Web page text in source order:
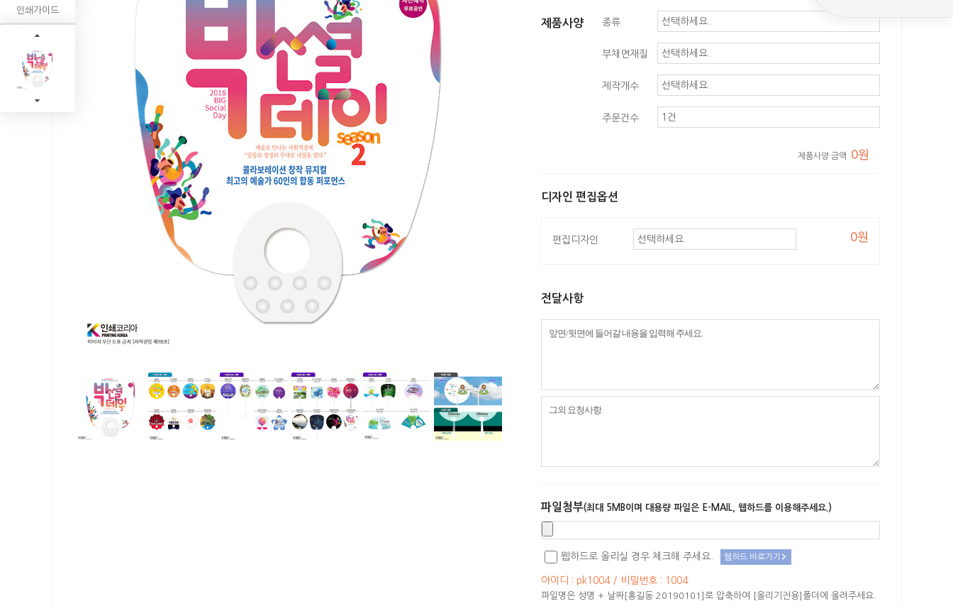
제품사양 종류
부채면재질
제작개수
주문건수
제품사양 금액 0원
디자인 편집옵션
편집디자인 0원
전달사항
파일첨부(최대 5MB이며 대용량 파일은 E-MAIL, 웹하드를 이용해주세요.)
웹하드로 올리실 경우 체크해 주세요. 웹하드 바로가기
아이디 : pk1004 / 비밀번호 : 1004
파일명은 성명 + 날짜[홍길동 20190101]로 압축하여 [올리기전용]폴더에 올려주세요.
인쇄가이드